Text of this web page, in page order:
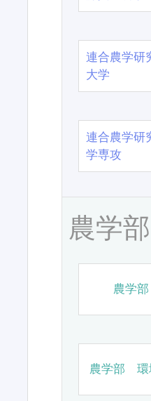
連合農学
大学
連合農学
学専攻
農学部
農学
農学部 環